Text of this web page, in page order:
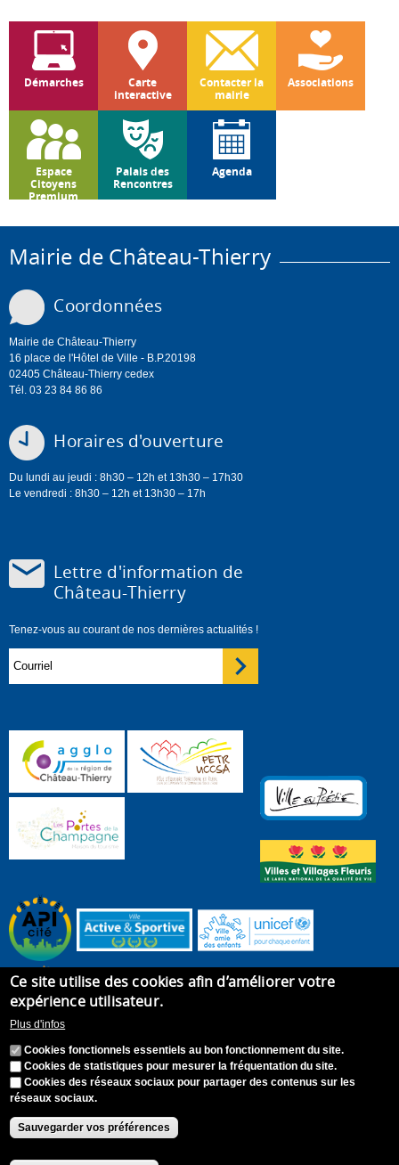
Démarches
Carte
interactive
Contacter la
mairie
Associations
Espace
Citoyens
Premium
Palais des
Rencontres
Agenda
Mairie de Château-Thierry
Coordonnées
Mairie de Château-Thierry
16 place de l'Hôtel de Ville - B.P.20198
02405 Château-Thierry cedex
Tél. 03 23 84 86 86
Horaires d'ouverture
Du lundi au jeudi : 8h30 – 12h et 13h30 – 17h30
Le vendredi : 8h30 – 12h et 13h30 – 17h
Lettre d'information de
Château-Thierry
Tenez-vous au courant de nos dernières actualités !
Accueil Plan du site
Appel à candidature
Contact
Accessibilité : Non conforme
Ce site utilise des cookies afin d’améliorer votre
expérience utilisateur.
Plus d'infos
Cookies fonctionnels essentiels au bon fonctionnement du site.
Cookies de statistiques pour mesurer la fréquentation du site.
Cookies des réseaux sociaux pour partager des contenus sur les
réseaux sociaux.
Sauvegarder vos préférences